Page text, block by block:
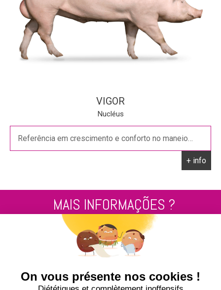
VIGOR
Nucléus
Referência em crescimento e conforto no maneio…
+ info
MAIS INFORMAÇÕES ?
Contacte-nos pelo +33 2 99 14 64 81
ENVIE-NOS UMA MENSAGEM !
NUCLEUS - S.A.S.